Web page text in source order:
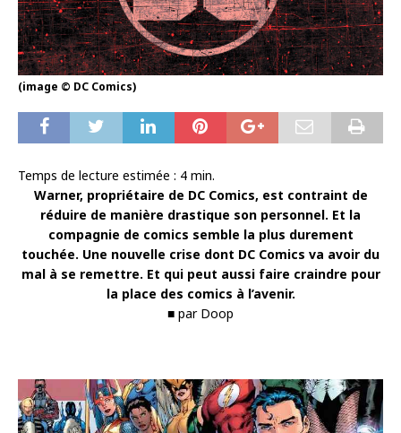
(image © DC Comics)
Temps de lecture estimée : 4 min.
Warner, propriétaire de DC Comics, est contraint de
réduire de manière drastique son personnel. Et la
compagnie de comics semble la plus durement
touchée. Une nouvelle crise dont DC Comics va avoir du
mal à se remettre. Et qui peut aussi faire craindre pour
la place des comics à l’avenir.
■ par Doop